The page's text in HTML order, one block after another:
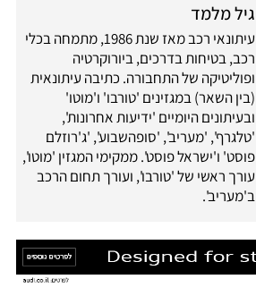
גיל מלמד
עיתונאי רכב מאז שנת 1986, מתמחה בכלי
רכב, בטיחות בדרכים, ביורוקרטיה
ופוליטיקה של התחבורה. כתיבה עיתונאית
(בין השאר) במגזינים 'טורבו' ו'מוטו'
ובעיתונים היומיים 'ידיעות אחרונות',
'טלגרף', 'מעריב', 'סופהשבוע', 'ג'רוזלם
פוסט' ו'ישראל פוסט'. ממקימי המגזין 'מוטו',
עורך ראשי של 'טורבו', ועורך תחום הרכב
ב'מעריב'.